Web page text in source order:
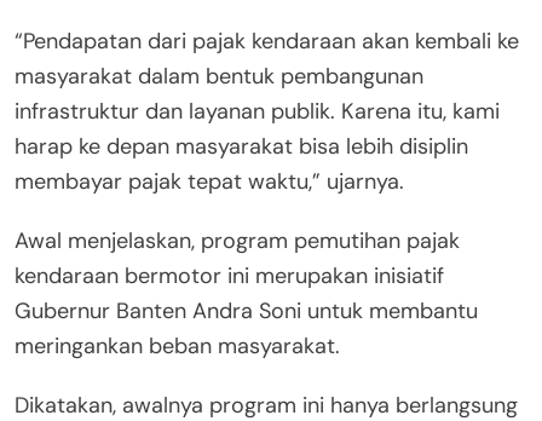
“Pendapatan dari pajak kendaraan akan kembali ke
masyarakat dalam bentuk pembangunan
infrastruktur dan layanan publik. Karena itu, kami
harap ke depan masyarakat bisa lebih disiplin
membayar pajak tepat waktu,” ujarnya.
Awal menjelaskan, program pemutihan pajak
kendaraan bermotor ini merupakan inisiatif
Gubernur Banten Andra Soni untuk membantu
meringankan beban masyarakat.
Dikatakan, awalnya program ini hanya berlangsung